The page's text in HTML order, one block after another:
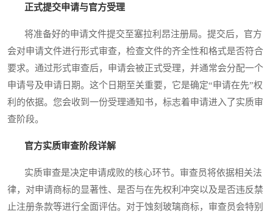
正式提交申请与官方受理
将准备好的申请文件提交至塞拉利昂注册局。提交后，官方
会对申请文件进行形式审查，检查文件的齐全性和格式是否符合
要求。通过形式审查后，申请会被正式受理，并通常会分配一个
申请号及申请日期。这个日期至关重要，它是确定“申请在先”权
利的依据。您会收到一份受理通知书，标志着申请进入了实质审
查阶段。
官方实质审查阶段详解
实质审查是决定申请成败的核心环节。审查员将依据相关法
律，对申请商标的显著性、是否与在先权利冲突以及是否违反禁
止注册条款等进行全面评估。对于蚀刻玻璃商标，审查员会特别